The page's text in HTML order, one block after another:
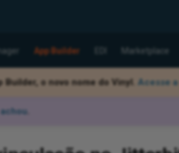
App Builder Marketplace
o novo nome do Vinyl. Acesse
achou